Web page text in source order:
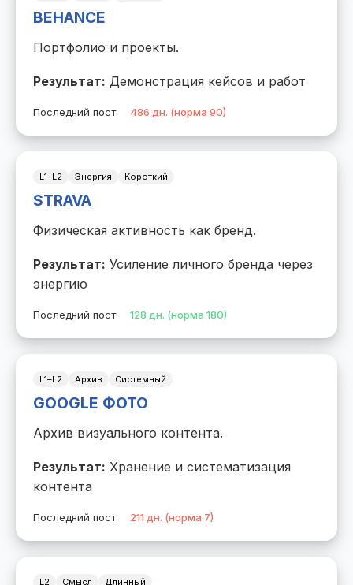
BEHANCE
Портфолио и проекты.
Результат: Демонстрация кейсов и работ
Последний пост: 486 дн. (норма 90)
L1–L2 Энергия Короткий
STRAVA
Физическая активность как бренд.
Результат: Усиление личного бренда через
энергию
Последний пост: 128 дн. (норма 180)
L1–L2 Архив Системный
GOOGLE ФОТО
Архив визуального контента.
Результат: Хранение и систематизация
контента
Последний пост: 211 дн. (норма 7)
L2 Смысл Длинный